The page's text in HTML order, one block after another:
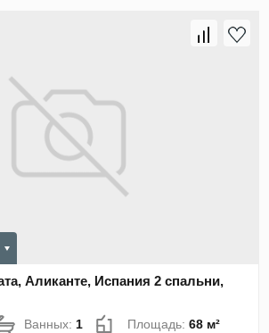
Аликанте, Испания 2 спальни,
Ванных: 1 Площадь:68 м²